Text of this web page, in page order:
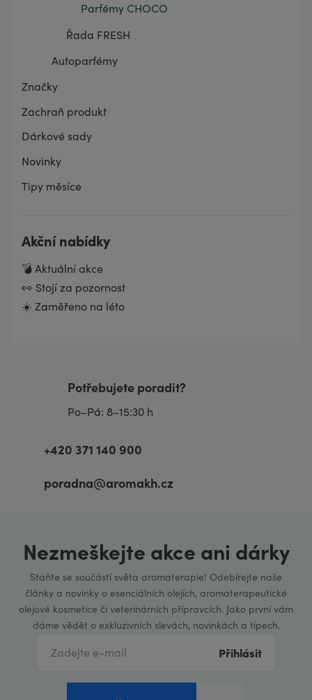
Parfémy CHOCO
Řada FRESH
Autoparfémy
Značky
Zachraň produkt
Dárkové sady
Novinky
Tipy měsíce
Akční nabídky
💣 Aktuální akce
👀 Stojí za pozornost
☀️ Zaměřeno na léto
Potřebujete poradit?
Po–Pá: 8–15:30 h
+420 371 140 900
poradna@aromakh.cz
Nezmeškejte akce ani dárky
Staňte se součástí světa aromaterapie! Odebírejte naše
články a novinky o esenciálních olejích, aromaterapeutické
olejové kosmetice či veterinárních přípravcích. Jako první vám
dáme vědět o exkluzivních slevách, novinkách a tipech.
Přihlásit